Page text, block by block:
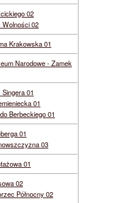
02
Wolności 02
Krakowska 01
Narodowe - Zamek
01
01
Berbeckiego 01
01
03
01
02
Północny 02